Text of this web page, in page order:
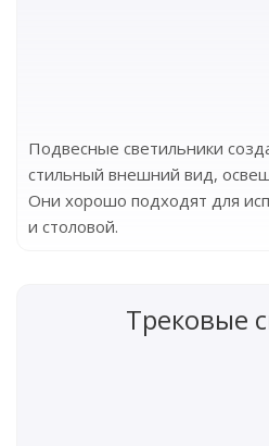
Подвесные светильники
стильный внешний вид,
Они хорошо подходят для
и столовой.
Трековые